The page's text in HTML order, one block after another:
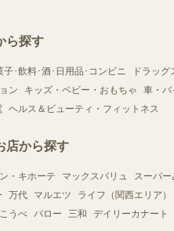
ら探す
子･飲料･酒･日用品･コンビニ ドラッグ
ン キッズ・ベビー・おもちゃ 車・バ
ヘルス＆ビューティ・フィットネス
店から探す
ン・キホーテ マックスバリュ スーパー
万代 マルエツ ライフ（関西エリア）
うべ バロー 三和 デイリーカナート